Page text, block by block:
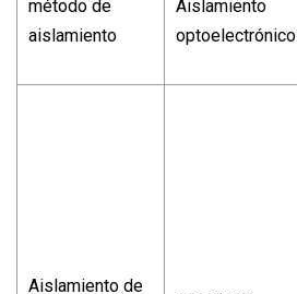
método de
aislamiento
Aislamiento
optoelectrónico
Aislamiento de